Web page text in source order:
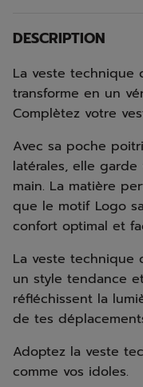
DESCRIPTION
La veste technique
transforme en un
Complètez votre
Avec sa poche
latérales, elle
main. La matière
que le motif Logo
confort optimal et
La veste technique
un style tendance
réfléchissent la
de tes
Adoptez la veste
comme vos idoles.